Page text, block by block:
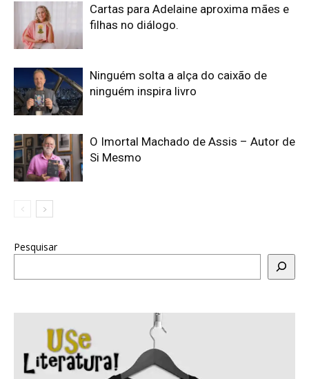
Cartas para Adelaine aproxima mães e
filhas no diálogo.
Ninguém solta a alça do caixão de
ninguém inspira livro
O Imortal Machado de Assis – Autor de
Si Mesmo
Pesquisar